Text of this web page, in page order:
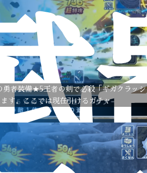
勇者装備★5王者の剣で必殺「ギガクラッシ
す。ここでは現在引けるガチャ